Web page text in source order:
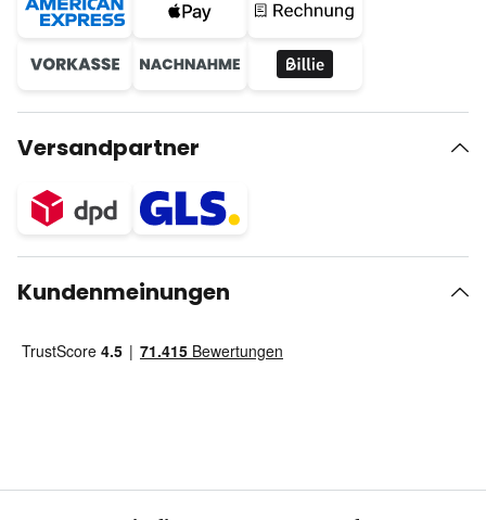
Versandpartner
Kundenmeinungen